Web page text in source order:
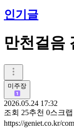
인기글
만천걸음
미주장
2026.05.24 17:32
조회 25추천 0스크랩
https://geniet.co.kr/